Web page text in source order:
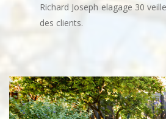
Richard Joseph elagage 30
des clients.